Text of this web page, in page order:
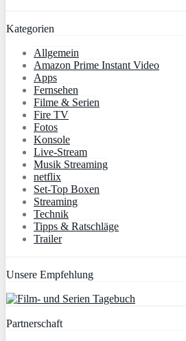
Kategorien
Allgemein
Amazon Prime Instant Video
Apps
Fernsehen
Filme & Serien
Fire TV
Fotos
Konsole
Live-Stream
Musik Streaming
netflix
Set-Top Boxen
Streaming
Technik
Tipps & Ratschläge
Trailer
Unsere Empfehlung
Partnerschaft